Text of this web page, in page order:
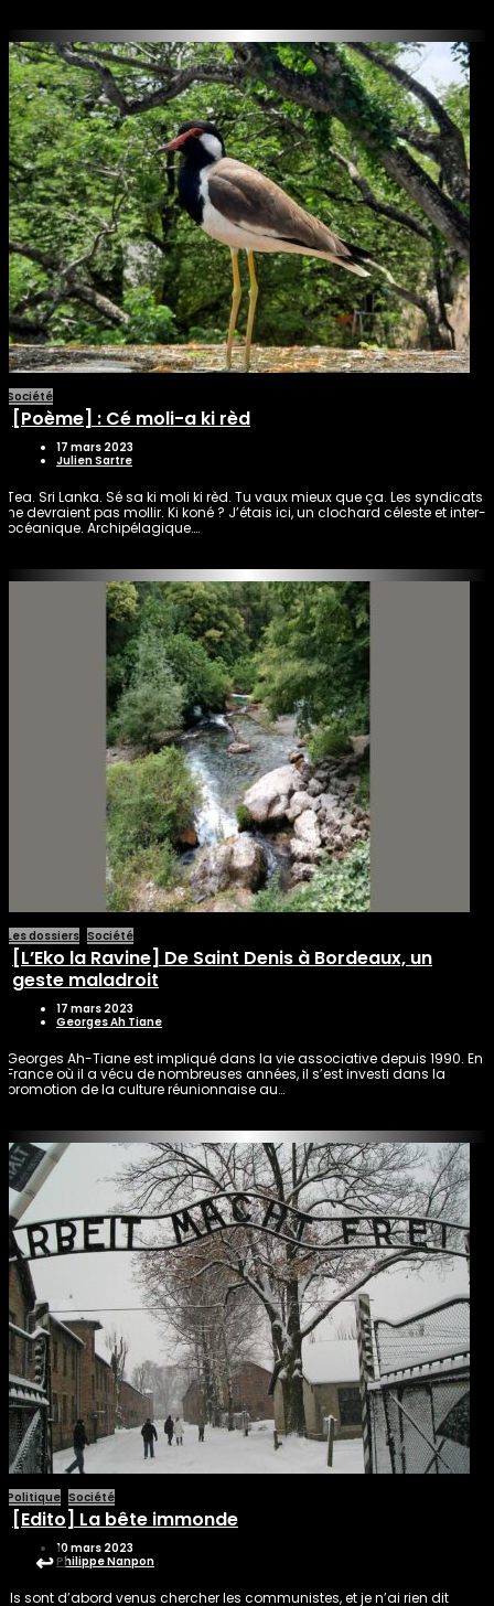
Société
[Poème] : Cé moli-a ki rèd
17 mars 2023
Julien Sartre
Tea. Sri Lanka. Sé sa ki moli ki rèd. Tu vaux mieux que ça. Les syndicats
ne devraient pas mollir. Ki koné ? J’étais ici, un clochard céleste et inter-
océanique. Archipélagique….
Les dossiers Société
[L’Eko la Ravine] De Saint Denis à Bordeaux, un
geste maladroit
17 mars 2023
Georges Ah Tiane
Georges Ah-Tiane est impliqué dans la vie associative depuis 1990. En
France où il a vécu de nombreuses années, il s’est investi dans la
promotion de la culture réunionnaise au…
Politique Société
[Edito] La bête immonde
10 mars 2023
Philippe Nanpon
Ils sont d’abord venus chercher les communistes, et je n’ai rien dit
↩︎